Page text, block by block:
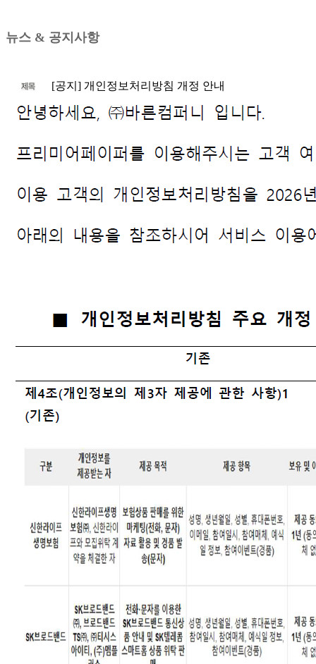
뉴스 & 공지사항
[공지] 개인정보처리방침 개정 안내